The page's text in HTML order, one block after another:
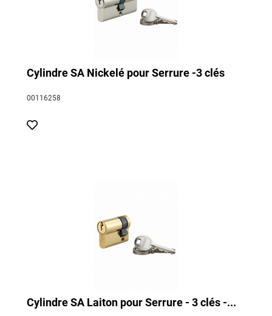
Cylindre SA Nickelé pour Serrure -3 clés
00116258
Cylindre SA Laiton pour Serrure - 3 clés -...